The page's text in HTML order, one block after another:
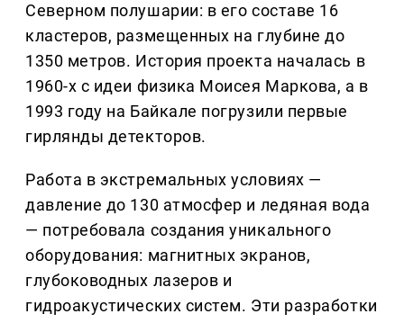
Северном полушарии: в его составе 16
кластеров, размещенных на глубине до
1350 метров. История проекта началась в
1960-х с идеи физика Моисея Маркова, а в
1993 году на Байкале погрузили первые
гирлянды детекторов.
Работа в экстремальных условиях —
давление до 130 атмосфер и ледяная вода
— потребовала создания уникального
оборудования: магнитных экранов,
глубоководных лазеров и
гидроакустических систем. Эти разработки